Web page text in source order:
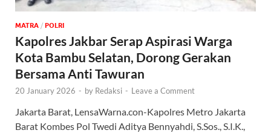
MATRA / POLRI
Kapolres Jakbar Serap Aspirasi Warga
Kota Bambu Selatan, Dorong Gerakan
Bersama Anti Tawuran
20 January 2026 - by Redaksi - Leave a Comment
Jakarta Barat, LensaWarna.con-Kapolres Metro Jakarta
Barat Kombes Pol Twedi Aditya Bennyahdi, S.Sos., S.I.K.,